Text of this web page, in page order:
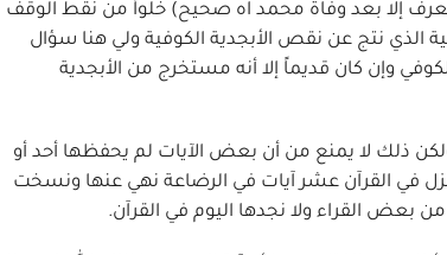
لم يكن يعرف إلا بعد وفاة محمد اه صحيح) خلواً من نقط الوقف
الذي نتج عن نقص الأبجدية الكوفية ولي هنا سؤال
وإن كان قديماً إلا أنه مستخرج من الأبجدية
ذلك لا يمنع من أن بعض الآيات لم يحفظها أحد أو
في القرآن عشر آيات في الرضاعة نهي عنها ونسخت
القراء ولا نجدها اليوم في القرآن.